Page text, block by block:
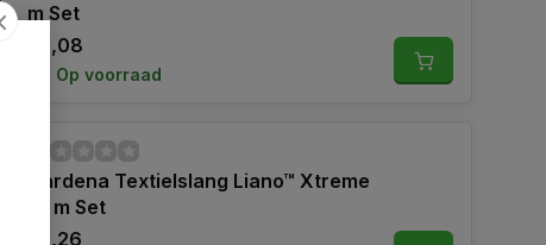
m Set
42,08
Op voorraad
Gardena Textielslang Liano™ Xtreme
10 m Set
45,26